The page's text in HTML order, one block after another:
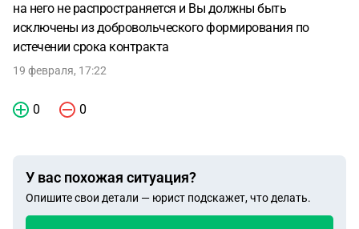
на него не распространяется и Вы должны быть
исключены из добровольческого формирования по
истечении срока контракта
19 февраля, 17:22
0 0
У вас похожая ситуация?
Опишите свои детали — юрист подскажет, что делать.